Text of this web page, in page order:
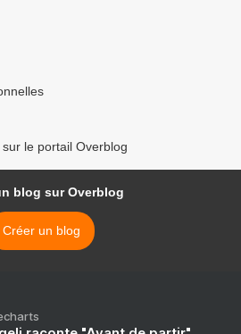
le portail Overblog
blog sur Overblog
Créer un blog